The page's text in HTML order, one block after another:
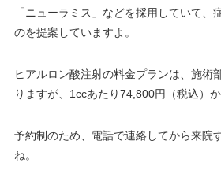
「ニューラミス」などを採用していて、
のを提案していますよ。
ヒアルロン酸注射の料金プランは、施術
りますが、1ccあたり74,800円（税込）
予約制のため、電話で連絡してから来院
ね。